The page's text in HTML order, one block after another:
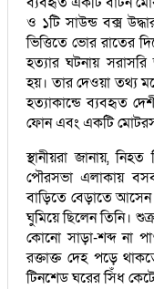
ও ১টি সাউন্ড বক্স
ভিত্তিতে ভোর রাতের
হত্যার ঘটনায়
হয়। তার দেওয়া তথ্য
হত্যাকান্ডে ব্যবহৃত
ফোন এবং একটি
স্থানীয়রা জানায়,
পৌরসভা এলাকায়
বাড়িতে বেড়াতে
ঘুমিয়ে ছিলেন তিনি।
কোনো সাড়া-শব্দ না
রক্তাক্ত দেহ পড়ে
টিনশেড ঘরের সিঁধ